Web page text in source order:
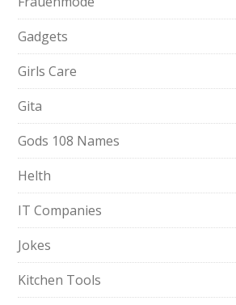
Gadgets
Girls Care
Gita
Gods 108 Names
Helth
IT Companies
Jokes
Kitchen Tools